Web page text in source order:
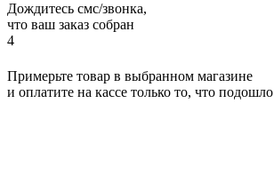
Дождитесь смс/звонка,
что ваш заказ собран
4
Примерьте товар в выбранном магазине
и оплатите на кассе только то, что подошло